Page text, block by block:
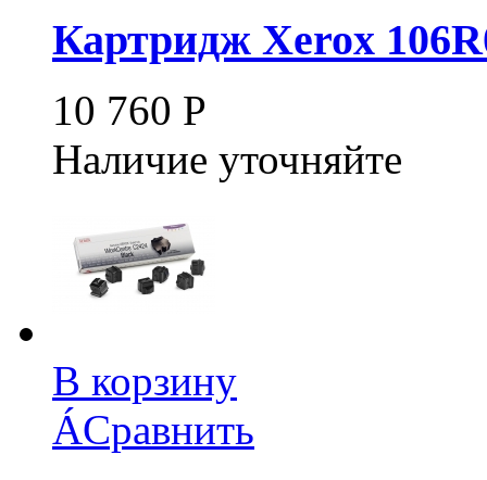
Картридж Xerox
10 760 Р
Наличие уточняйте
В корзину
ÁСравнить